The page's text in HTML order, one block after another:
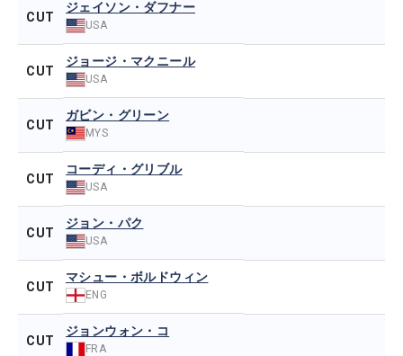
CUT
ジェイソン・ダフナー
USA
CUT
ジョージ・マクニール
USA
CUT
ガビン・グリーン
MYS
CUT
コーディ・グリブル
USA
CUT
ジョン・パク
USA
CUT
マシュー・ボルドウィン
ENG
CUT
ジョンウォン・コ
FRA